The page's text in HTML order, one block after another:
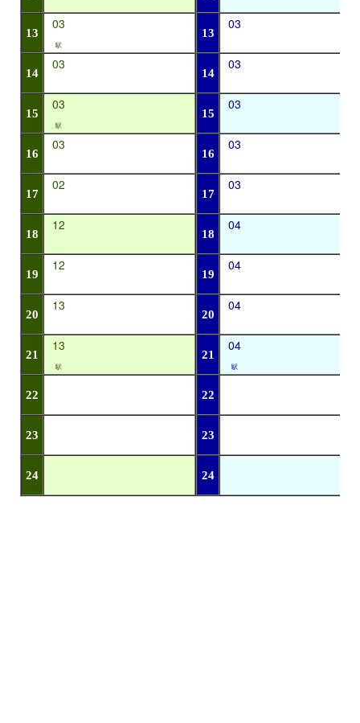
13
03
駅
14
03
15
03
駅
16
03
17
02
18
12
19
12
20
13
21
13
駅
22
23
24
13
03
14
03
15
03
16
03
17
03
18
04
19
04
20
04
21
04
駅
22
23
24